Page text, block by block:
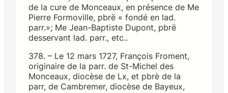
de la cure de Monceaux, en présence de Me
Pierre Formoville, pbrë « fondé en lad.
parr.»; Me Jean-Baptiste Dupont, pbrë
desservant lad. parr., etc..
378. – Le 12 mars 1727, François Froment,
originaire de la parr. de St-Michel des
Monceaux, diocèse de Lx, et pbrè de la
parr, de Cambremer, diocèse de Bayeux,